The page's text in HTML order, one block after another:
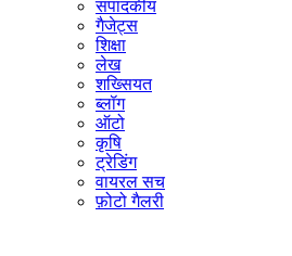
संपादकीय
गैजेट्स
शिक्षा
लेख
शख्सियत
ब्लॉग
ऑटो
कृषि
ट्रेडिंग
वायरल सच
फ़ोटो गैलरी